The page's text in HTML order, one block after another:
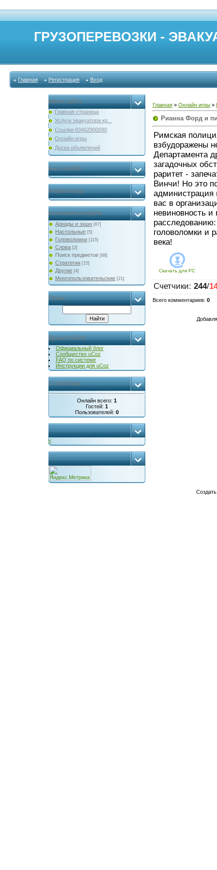
ГРУЗОПЕРЕВОЗКИ -
Главная Регистрация Вход
Меню сайта
Главная страница
Услуги эвакуатора кр...
Ссылки 83462900090
Онлайн игры
Доска объявлений
мы в скайпе
Форма входа
Категории раздела
Аркады и экшн [67]
Настольные [5]
Головоломки [115]
Слова [2]
Поиск предметов [68]
Стратегии [15]
Другие [4]
Многопользовательские [21]
Поиск
Друзья сайта
Официальный блог
Сообщество uCoz
FAQ по системе
Инструкции для uCoz
Статистика
Онлайн всего: 1
Гостей: 1
Пользователей: 0
...
<
...
Главная » Онлайн игры »
Рианна Форд и
Римская
взбудоражены
Департамента
загадочных
раритет -
Винчи! Но это
администрация
вас в
невиновность и
головоломки и
века!
Скачать для PC
Счетчики: 244/
Всего комментариев: 0